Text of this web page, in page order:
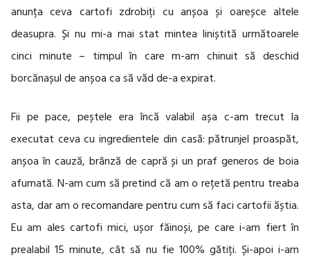
anunța ceva cartofi zdrobiți cu anșoa și oareșce altele
deasupra. Și nu mi-a mai stat mintea liniștită următoarele
cinci minute – timpul în care m-am chinuit să deschid
borcănașul de anșoa ca să văd de-a expirat.
Fii pe pace, peștele era încă valabil așa c-am trecut la
executat ceva cu ingredientele din casă: pătrunjel proaspăt,
anșoa în cauză, brânză de capră și un praf generos de boia
afumată. N-am cum să pretind că am o rețetă pentru treaba
asta, dar am o recomandare pentru cum să faci cartofii ăștia.
Eu am ales cartofi mici, ușor făinoși, pe care i-am fiert în
prealabil 15 minute, cât să nu fie 100% gătiți. Și-apoi i-am